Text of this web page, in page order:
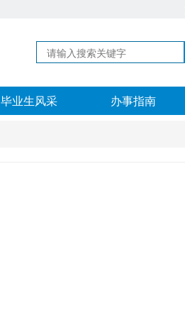
毕业生风采 办事指南